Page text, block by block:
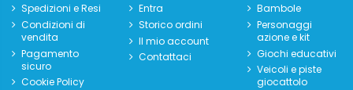
Spedizioni e Resi
Condizioni di
vendita
Pagamento
sicuro
Cookie Policy
Entra
Storico ordini
Il mio account
Contattaci
Bambole
Personaggi
azione e kit
Giochi educativi
Veicoli e piste
giocattolo